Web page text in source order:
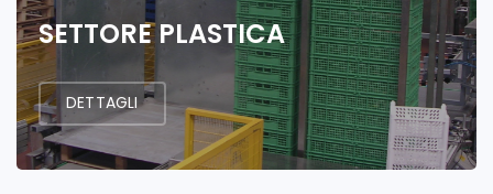
SETTORE PLASTICA
DETTAGLI